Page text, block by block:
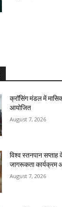
क्रॉसिंग मंडल में
आयोजित
August 7, 2026
विश्व स्तनपान
जागरूकता कार्यक्रम
August 7, 2026